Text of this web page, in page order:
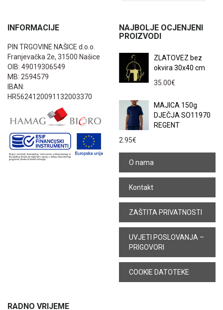
INFORMACIJE
PIN TRGOVINE NAŠICE d.o.o.
Franjevačka 2e, 31500 Našice
OIB: 49019306549
MB: 2594579
IBAN:
HR5624120091132003370
NAJBOLJE OCJENJENI
PROIZVODI
ZLATOVEZ bez
okvira 30x40 cm
35.00€
MAJICA 150g
DJEČJA SO11970
REGENT
2.95€
O nama
Kontakt
ZAŠTITA PRIVATNOSTI
UVJETI POSLOVANJA –
PRIGOVORI
COOKIE DATOTEKE
RADNO VRIJEME